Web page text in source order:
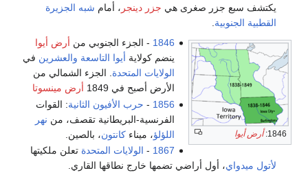
يكتشف سبع جزر صغرى هي جزر دينجر ، أمام شبه الجزيرة
القطبية الجنوبية
1846: أرض أيوا
1846 - الجزء الجنوبي من أرض أيوا
ينضم كولاية أيوا التاسعة والعشرين في
الولايات المتحدة . الجزء الشمالي من
الأرض أصبح في 1849
أرض مينسوتا
1856
- حرب الأفيون الثانية: القوات
الفرنسية-البريطانية تقصف، من نهر
اللؤلؤ، ميناء كانتون، بالصين.
1867
- الولايات المتحدة تعلن ملكيتها
لأتول ميدواي، أول أراضي تضمها خارج نطاقها القاري.